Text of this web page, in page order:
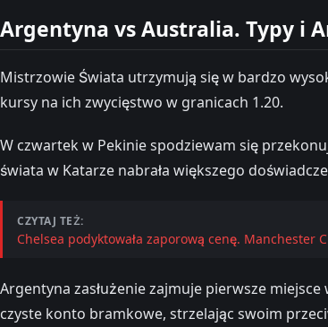
Argentyna vs Australia. Typy i
Mistrzowie Świata utrzymują się w bardzo
kursy na ich zwycięstwo w granicach 1.20.
W czwartek w Pekinie spodziewam się
świata w Katarze nabrała większego
CZYTAJ TEŻ:
Chelsea podyktowała zaporową cenę. Manchester
Argentyna zasłużenie zajmuje pierwsze
czyste konto bramkowe, strzelając swoim